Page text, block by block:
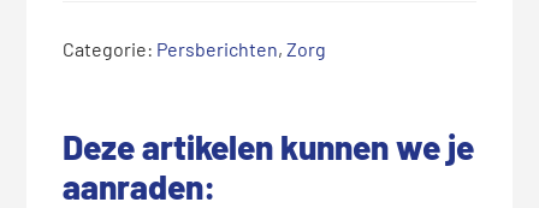
Categorie: Persberichten,Zorg
Deze artikelen kunnen we je
aanraden: